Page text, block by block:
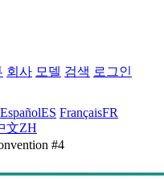
회사 모델 검색 로그인
EspañolES FrançaisFR
文ZH
#4